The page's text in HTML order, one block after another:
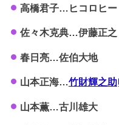
高橋君子…ヒコロヒー
佐々木克典…伊藤正之
春日亮…佐伯大地
山本正海…竹財輝之助
山本薫…古川雄大